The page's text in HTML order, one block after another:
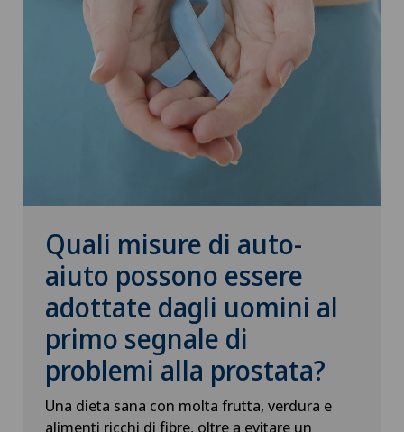
Quali misure di auto-
aiuto possono essere
adottate dagli uomini al
primo segnale di
problemi alla prostata?
Una dieta sana con molta frutta, verdura e
alimenti ricchi di fibre, oltre a evitare un